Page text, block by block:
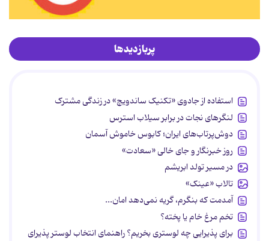
پربازدیدها
استفاده از جادوی «تکنیک ساندویچ» در زندگی مشترک
لنگرهای نجات در برابر سیلاب استرس
دوش‌پرتاب‌های ایران؛ کابوس خاموش آسمان
روز خبرنگار و جای خالی «سعادت»
در مسیر تولد ابریشم
تالاب «عینک»
آمدمت که بنگرم، گریه نمی‌دهد امان...
تخم مرغ خام یا پخته؟
برای پذیرایی چه لوستری بخریم؟ راهنمای انتخاب لوستر پذیرای